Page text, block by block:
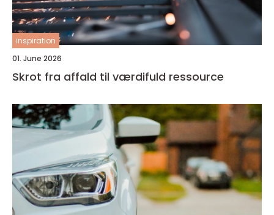
inspiration
01. June 2026
Skrot fra affald til værdifuld ressource